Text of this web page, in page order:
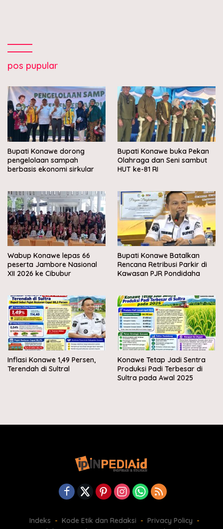
pos pupular
Bupati Konawe dorong
pengelolaan sampah
berbasis ekonomi sirkular
Bupati Konawe buka Pekan
Olahraga dan Seni sambut
HUT ke-81 RI
Wabup Konawe lepas 66
peserta Jambore Nasional
XII 2026 ke Cibubur
Bupati Konawe Batalkan
Rencana Retribusi Parkir di
Kawasan PJR Pondidaha
Inflasi Konawe 1,49 Persen,
Terendah di Sultral
Konawe Tetap Jadi Sentra
Produksi Padi Terbesar di
Sultra pada Awal 2025
Indeks Kode Etik dan Redaksi
Privacy Policy